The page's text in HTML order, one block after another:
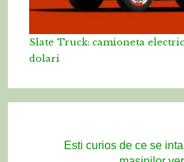
Slate Truck: camioneta
dolari
Esti curios de ce se